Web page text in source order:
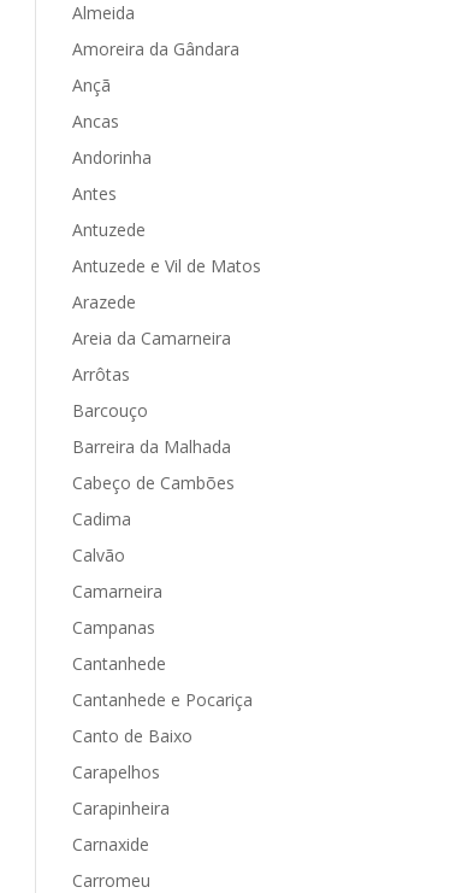
Almeida
Amoreira da Gândara
Ançã
Ancas
Andorinha
Antes
Antuzede
Antuzede e Vil de Matos
Arazede
Areia da Camarneira
Arrôtas
Barcouço
Barreira da Malhada
Cabeço de Cambões
Cadima
Calvão
Camarneira
Campanas
Cantanhede
Cantanhede e Pocariça
Canto de Baixo
Carapelhos
Carapinheira
Carnaxide
Carromeu